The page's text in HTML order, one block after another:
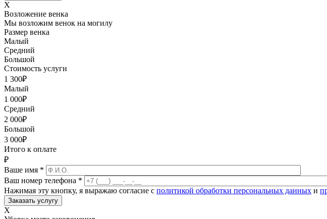
X
Возложение венка
Мы возложим венок на могилу
Размер венка
Малый
Средний
Большой
Стоимость услуги
1 300₽
Малый
1 000₽
Средний
2 000₽
Большой
3 000₽
Итого к оплате
₽
Ваше имя *
Ваш номер телефона *
Нажимая эту кнопку, я выражаю согласие с политикой обработки персональных данных и
X